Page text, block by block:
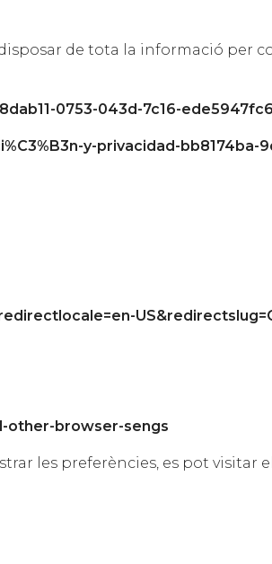
de tota la informació per
0753-043d-7c16-
y-privacidad-bb8174ba-
other-browser-sengs
les preferències, es pot visitar